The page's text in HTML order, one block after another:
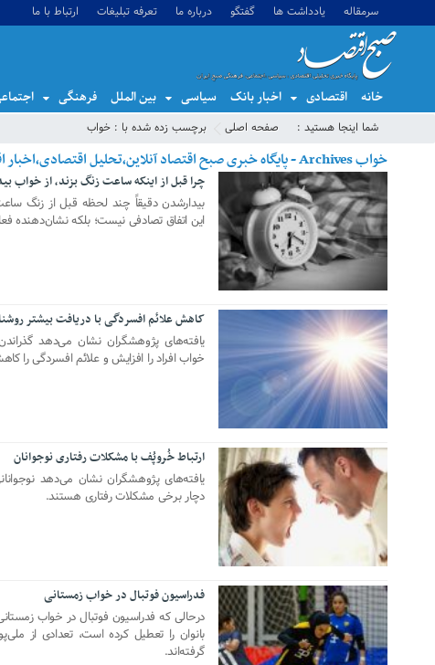
سرمقاله یادداشت ها گفتگو درباره ما تعرفه تبلیغات ارتباط با ما
خانه اقتصادی اخبار بانک سیاسی بین الملل فرهنگی
شما اینجا هستید : صفحه اصلی برچسب زده شده با : خواب
خواب Archives - پایگاه خبری صبح اقتصاد آنلاین،تحلیل اقتصادی،اخبار اقتصادی
16 دسامبر 2025
چرا قبل از اینکه ساعت زنگ بزند، از خواب
بیدارشدن دقیقاً چند لحظه قبل از زنگ
این اتفاق تصادفی نیست؛ بلکه
کاهش علائم افسردگی با دریافت بیشتر
یافته‌های پژوهشگران نشان می‌دهد
خواب افراد را افزایش و علائم افسردگی را
23 نوامبر 2024
ارتباط خُروپُف با مشکلات رفتاری نوجوانان
یافته‌های پژوهشگران نشان می‌دهد
دچار برخی مشکلات رفتاری هستند.
28 دسامبر 2020
فدراسیون فوتبال در خواب زمستانی
درحالی که فدراسیون فوتبال در خواب
بانوان را تعطیل کرده است، تعدادی از
گرفته‌اند.